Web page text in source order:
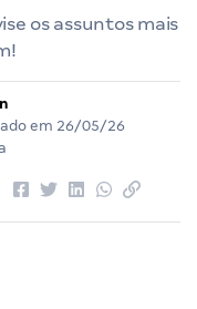
os assuntos mais
em 26/05/26